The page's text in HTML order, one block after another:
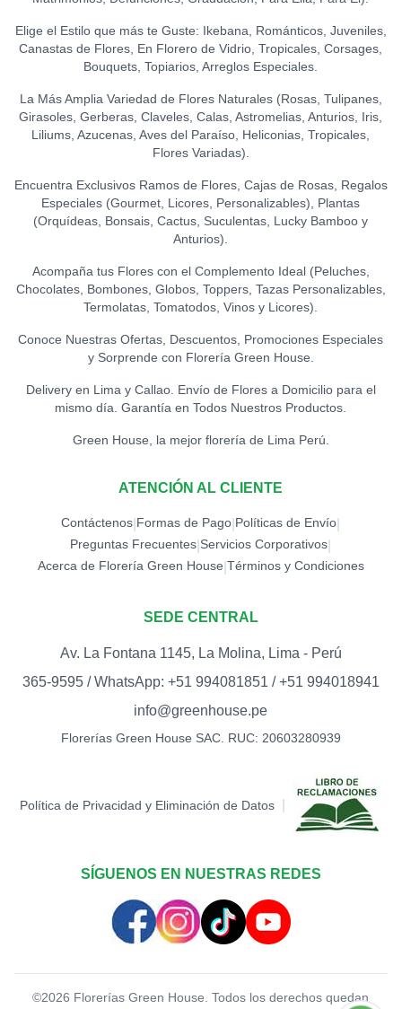
Elige el Estilo que más te Guste: Ikebana, Románticos, Juveniles,
Canastas de Flores, En Florero de Vidrio, Tropicales, Corsages,
Bouquets, Topiarios, Arreglos Especiales.
La Más Amplia Variedad de Flores Naturales (Rosas, Tulipanes,
Girasoles, Gerberas, Claveles, Calas, Astromelias, Anturios, Iris,
Liliums, Azucenas, Aves del Paraíso, Heliconias, Tropicales,
Flores Variadas).
Encuentra Exclusivos Ramos de Flores, Cajas de Rosas, Regalos
Especiales (Gourmet, Licores, Personalizables), Plantas
(Orquídeas, Bonsais, Cactus, Suculentas, Lucky Bamboo y
Anturios).
Acompaña tus Flores con el Complemento Ideal (Peluches,
Chocolates, Bombones, Globos, Toppers, Tazas Personalizables,
Termolatas, Tomatodos, Vinos y Licores).
Conoce Nuestras Ofertas, Descuentos, Promociones Especiales
y Sorprende con Florería Green House.
Delivery en Lima y Callao. Envío de Flores a Domicilio para el
mismo día. Garantía en Todos Nuestros Productos.
Green House, la mejor florería de Lima Perú.
ATENCIÓN AL CLIENTE
Contáctenos Formas de Pago Políticas de Envío
Preguntas Frecuentes Servicios Corporativos
Acerca de Florería Green House Términos y Condiciones
SEDE CENTRAL
Av. La Fontana 1145, La Molina, Lima - Perú
365-9595 / WhatsApp: +51 994081851 / +51 994018941
info@greenhouse.pe
Florerías Green House SAC. RUC: 20603280939
Política de Privacidad y Eliminación de Datos
SÍGUENOS EN NUESTRAS REDES
©2026 Florerías Green House. Todos los derechos quedan